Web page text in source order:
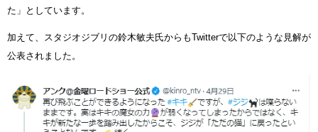
た」としています。
加えて、スタジオジブリの鈴木敏夫氏からもTwitterで以下のような見解が
公表されました。